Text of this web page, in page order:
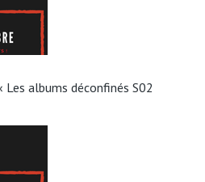
Les albums déconfinés S02